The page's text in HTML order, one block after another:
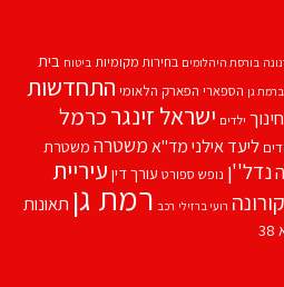
בורסת היהלומים בחירות מקומיות ביטוח בית
גן הספארי הפארק הלאומי התחדשות
חינוך ילדים ישראל זינגרכרמל
ליעד אילנימד''אמשטרה משטרת
נדל''ן נופש ספורט עורך דין עיריית
קורונה רועי ברזילי רכב רמת גן תאונות